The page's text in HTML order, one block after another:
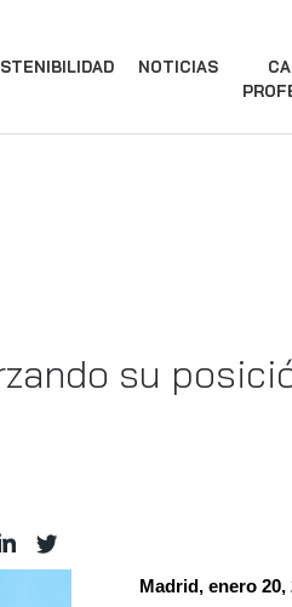
NOTICIAS
su
Madrid, enero 20,